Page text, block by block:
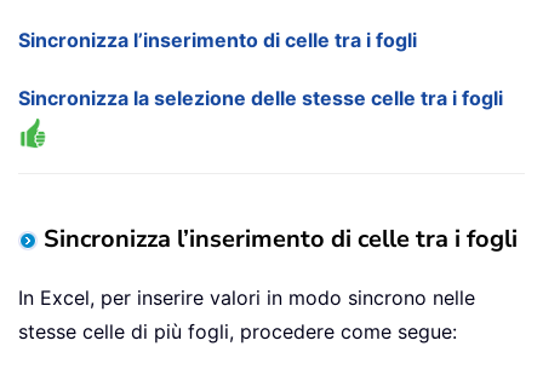
Sincronizza l’inserimento di celle tra i fogli
Sincronizza la selezione delle stesse celle tra i fogli
Sincronizza l’inserimento di celle tra i fogli
In Excel, per inserire valori in modo sincrono nelle
stesse celle di più fogli, procedere come segue: